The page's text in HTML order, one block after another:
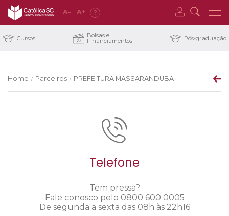
A- A+ ?
Cursos Bolsas e
Financiamentos Pós-graduação
Home / Parceiros / PREFEITURA MASSARANDUBA
Telefone
Tem pressa?
Fale conosco pelo 0800 600 0005
De segunda a sexta das 08h às 22h16